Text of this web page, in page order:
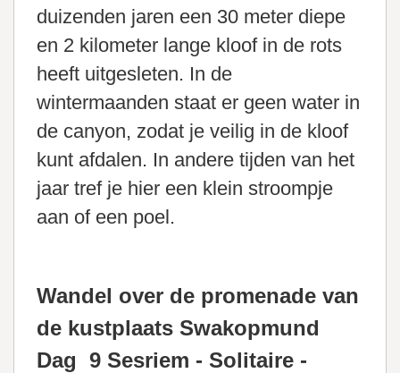
duizenden jaren een 30 meter diepe
en 2 kilometer lange kloof in de rots
heeft uitgesleten. In de
wintermaanden staat er geen water in
de canyon, zodat je veilig in de kloof
kunt afdalen. In andere tijden van het
jaar tref je hier een klein stroompje
aan of een poel.
Wandel over de promenade van
de kustplaats Swakopmund
Dag 9 Sesriem - Solitaire -